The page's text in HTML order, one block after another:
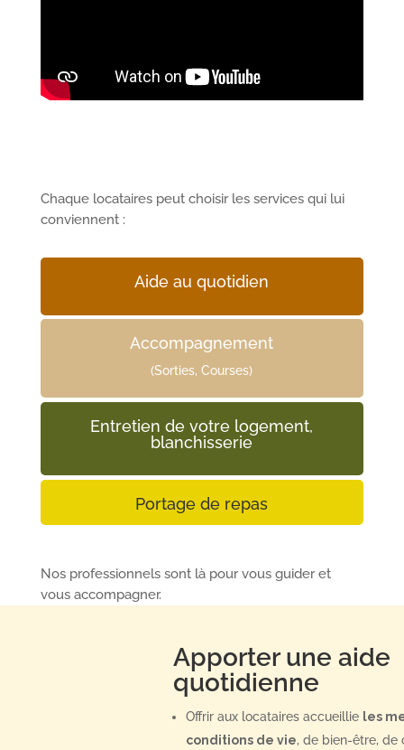
Chaque locataires peut choisir les services qui lui
conviennent :
Aide au quotidien
Accompagnement
(Sorties, Courses)
Entretien de votre logement,
blanchisserie
Portage de repas
Nos professionnels sont là pour vous guider et
vous accompagner.
Apporter une aide
quotidienne
Offrir aux locataires accueillie les
conditions de vie, de bien-être, de